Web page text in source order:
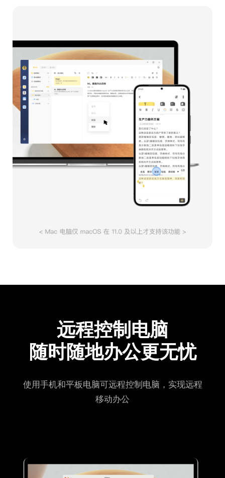
远程控制电脑
随时随地办公更无忧
使用手机和平板电脑可远程控制电脑，实现远程
移动办公